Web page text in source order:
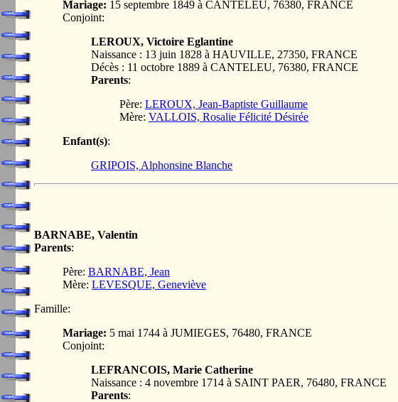
Mariage: 15 septembre 1849 à CANTELEU, 76380, FRANCE
Conjoint:
LEROUX, Victoire Eglantine
Naissance : 13 juin 1828 à HAUVILLE, 27350, FRANCE
Décès : 11 octobre 1889 à CANTELEU, 76380, FRANCE
Parents:
Père: LEROUX, Jean-Baptiste Guillaume
Mère: VALLOIS, Rosalie Félicité Désirée
Enfant(s):
GRIPOIS, Alphonsine Blanche
BARNABE, Valentin
Parents:
Père: BARNABE, Jean
Mère: LEVESQUE, Geneviève
Famille:
Mariage: 5 mai 1744 à JUMIEGES, 76480, FRANCE
Conjoint:
LEFRANCOIS, Marie Catherine
Naissance : 4 novembre 1714 à SAINT PAER, 76480, FRANCE
Parents: